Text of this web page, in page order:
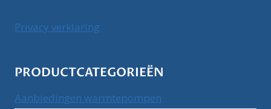
Privacy verklaring
PRODUCTCATEGORIEËN
Aanbiedingen warmtepompen